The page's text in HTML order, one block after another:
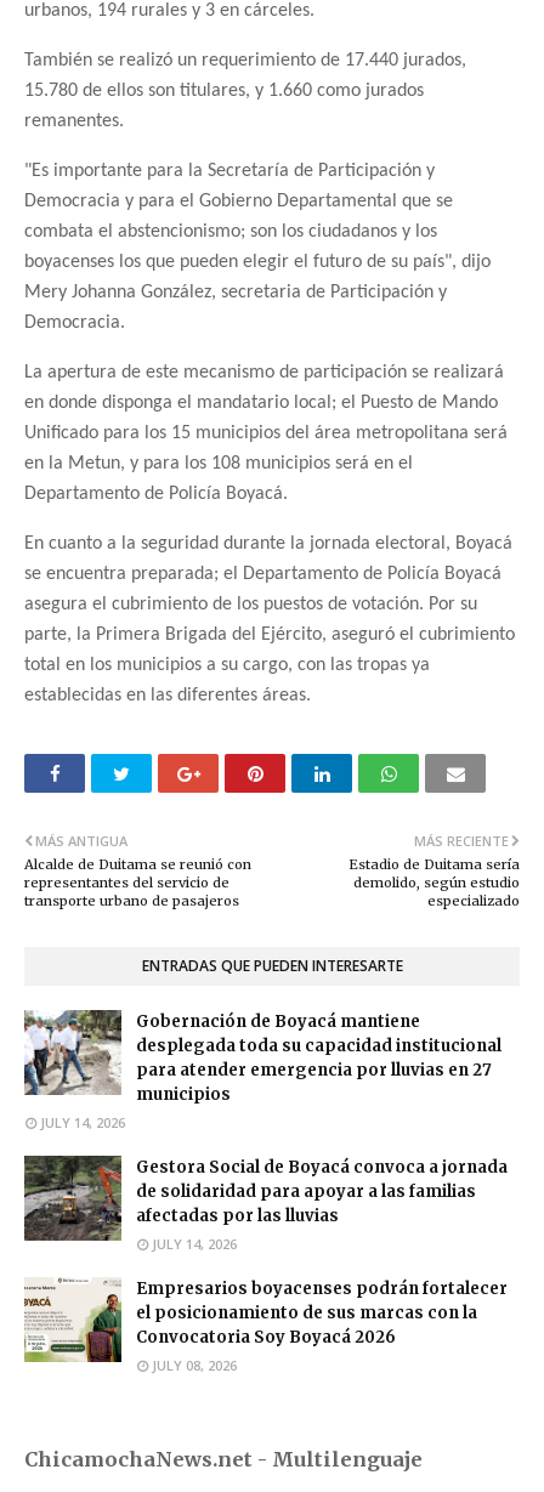
urbanos, 194 rurales y 3 en cárceles.
También se realizó un requerimiento de 17.440 jurados,
15.780 de ellos son titulares, y 1.660 como jurados
remanentes.
"Es importante para la Secretaría de Participación y
Democracia y para el Gobierno Departamental que se
combata el abstencionismo; son los ciudadanos y los
boyacenses los que pueden elegir el futuro de su país", dijo
Mery Johanna González, secretaria de Participación y
Democracia.
La apertura de este mecanismo de participación se realizará
en donde disponga el mandatario local; el Puesto de Mando
Unificado para los 15 municipios del área metropolitana será
en la Metun, y para los 108 municipios será en el
Departamento de Policía Boyacá.
En cuanto a la seguridad durante la jornada electoral, Boyacá
se encuentra preparada; el Departamento de Policía Boyacá
asegura el cubrimiento de los puestos de votación. Por su
parte, la Primera Brigada del Ejército, aseguró el cubrimiento
total en los municipios a su cargo, con las tropas ya
establecidas en las diferentes áreas.
MÁS RECIENTE
Estadio de Duitama sería
demolido, según estudio
especializado
MÁS ANTIGUA
Alcalde de Duitama se reunió con
representantes del servicio de
transporte urbano de pasajeros
ENTRADAS QUE PUEDEN INTERESARTE
Gobernación de Boyacá mantiene
desplegada toda su capacidad institucional
para atender emergencia por lluvias en 27
municipios
JULY 14, 2026
Gestora Social de Boyacá convoca a jornada
de solidaridad para apoyar a las familias
afectadas por las lluvias
JULY 14, 2026
Empresarios boyacenses podrán fortalecer
el posicionamiento de sus marcas con la
Convocatoria Soy Boyacá 2026
JULY 08, 2026
ChicamochaNews.net - Multilenguaje